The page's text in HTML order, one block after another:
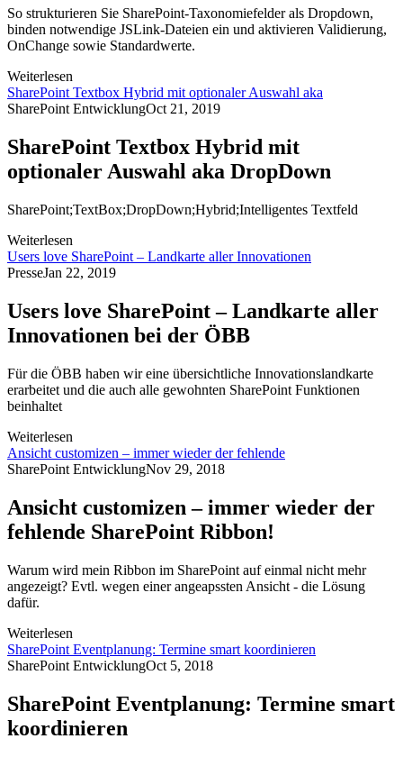
So strukturieren Sie SharePoint-Taxonomiefelder als Dropdown,
binden notwendige JSLink-Dateien ein und aktivieren Validierung,
OnChange sowie Standardwerte.
Weiterlesen
SharePoint Textbox Hybrid mit optionaler Auswahl aka
SharePoint EntwicklungOct 21, 2019
SharePoint Textbox Hybrid mit
optionaler Auswahl aka DropDown
SharePoint;TextBox;DropDown;Hybrid;Intelligentes Textfeld
Weiterlesen
Users love SharePoint – Landkarte aller Innovationen
PresseJan 22, 2019
Users love SharePoint – Landkarte aller
Innovationen bei der ÖBB
Für die ÖBB haben wir eine übersichtliche Innovationslandkarte
erarbeitet und die auch alle gewohnten SharePoint Funktionen
beinhaltet
Weiterlesen
Ansicht customizen – immer wieder der fehlende
SharePoint EntwicklungNov 29, 2018
Ansicht customizen – immer wieder der
fehlende SharePoint Ribbon!
Warum wird mein Ribbon im SharePoint auf einmal nicht mehr
angezeigt? Evtl. wegen einer angeapssten Ansicht - die Lösung
dafür.
Weiterlesen
SharePoint Eventplanung: Termine smart koordinieren
SharePoint EntwicklungOct 5, 2018
SharePoint Eventplanung: Termine smart
koordinieren